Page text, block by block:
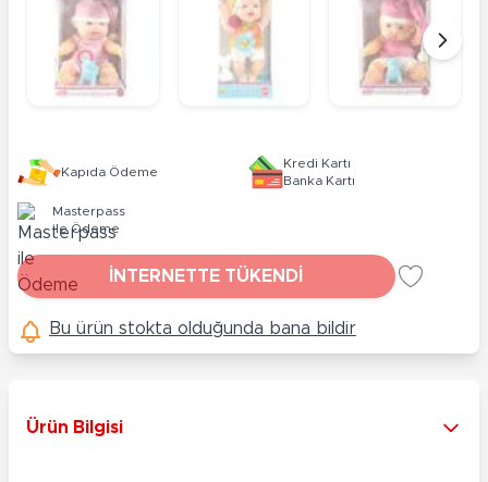
Kapıda Ödeme
Kredi Kartı
Banka Kartı
Masterpass
ile Ödeme
İNTERNETTE TÜKENDİ
Bu ürün stokta olduğunda bana bildir
Ürün Bilgisi